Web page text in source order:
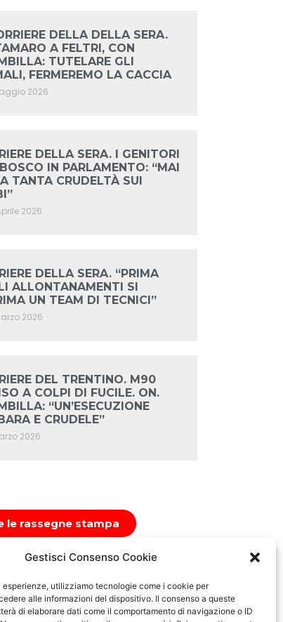
Gestisci Consenso Cookie
esperienze, utilizziamo tecnologie come i cookie per
alle informazioni del dispositivo. Il consenso a queste
di elaborare dati come il comportamento di navigazione o ID
DELLA DELLA SERA.
A FELTRI, CON
TUTELARE GLI
FERMEREMO LA CACCIA
2026
DELLA SERA. I GENITORI
IN PARLAMENTO: “MAI
TANTA CRUDELTÀ SUI
2026
DELLA SERA. “PRIMA
ALLONTANAMENTI SI
UN TEAM DI TECNICI”
2026
DEL TRENTINO. M90
A COLPI DI FUCILE. ON.
“UN’ESECUZIONE
E CRUDELE”
2026
le rassegne stampa